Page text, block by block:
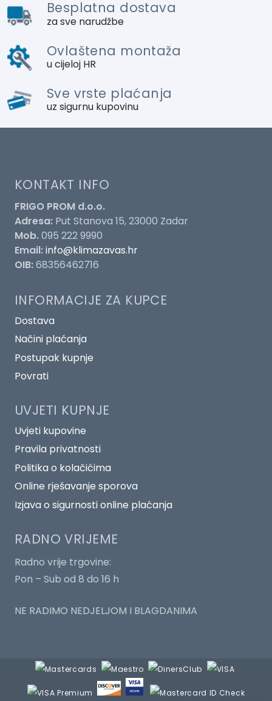
Besplatna dostava
za sve narudžbe
Ovlaštena montaža
u cijeloj HR
Sve vrste plaćanja
uz sigurnu kupovinu
KONTAKT INFO
FRIGO PROM d.o.o.
Adresa: Put Stanova 15, 23000 Zadar
Mob.095 222 9990
Email:info@klimazavas.hr
OIB:68356462716
INFORMACIJE ZA KUPCE
Dostava
Načini plaćanja
Postupak kupnje
Povrati
UVJETI KUPNJE
Uvjeti kupovine
Pravila privatnosti
Politika o kolačićima
Online rješavanje sporova
Izjava o sigurnosti online plaćanja
RADNO VRIJEME
Radno vrije trgovine:
Pon – Sub od 8 do 16 h
NE RADIMO NEDJELJOM I BLAGDANIMA